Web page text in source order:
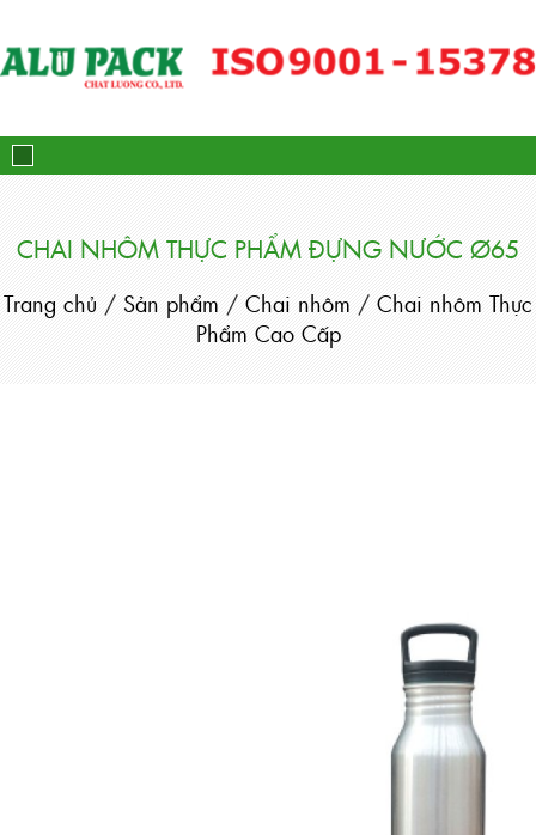
CHAI NHÔM THỰC PHẨM ĐỰNG NƯỚC Ø65
Trang chủ / Sản phẩm / Chai nhôm / Chai nhôm Thực
Phẩm Cao Cấp